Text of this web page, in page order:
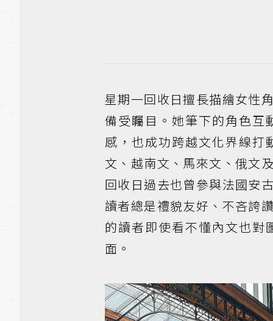
星期一回收日擅長描繪女性
備受矚目。她筆下的角色互
感，也成功跨越文化界線
文、越南文、馬來文、俄文
回收日過去也曾參與法國安
讀者總是禮貌友好、不吝誇
的讀者即使看不懂內文也
面。